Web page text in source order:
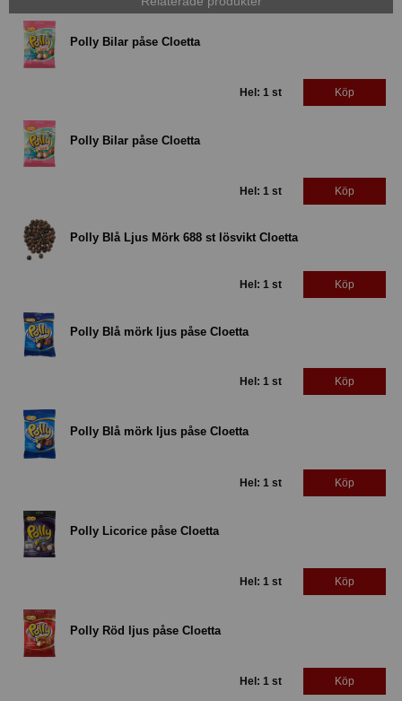
Polly Bilar påse Cloetta
Hel: 1 st Köp
Polly Bilar påse Cloetta
Hel: 1 st Köp
Polly Blå Ljus Mörk 688 st lösvikt Cloetta
Hel: 1 st Köp
Polly Blå mörk ljus påse Cloetta
Hel: 1 st Köp
Polly Blå mörk ljus påse Cloetta
Hel: 1 st Köp
Polly Licorice påse Cloetta
Hel: 1 st Köp
Polly Röd ljus påse Cloetta
Hel: 1 st Köp